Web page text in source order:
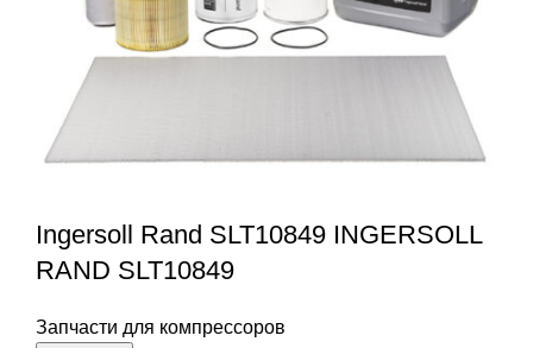
Ingersoll Rand SLT10849 INGERSOLL
RAND SLT10849
Запчасти для компрессоров